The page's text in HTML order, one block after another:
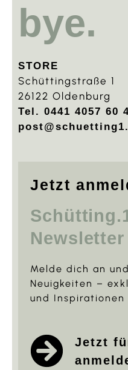
bye.
STORE
Schüttingstraße 1
26122 Oldenburg
Tel. 0441 4057 60
Jetzt
Newsletter
Melde dich an
Neuigkeiten –
und
Jetzt